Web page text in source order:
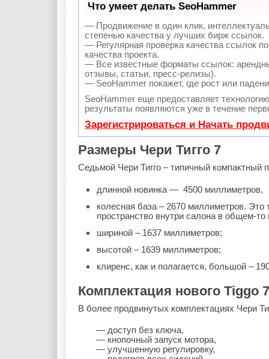
Что умеет делать SeoHammer
— Продвижение в один клик,
степенью качества у лучших бирж ссылок.
— Регулярная проверка качества ссылок
качества проекта.
— Все известные форматы ссылок:
отзывы, статьи, пресс-релизы).
— SeoHammer покажет, где рост или
SeoHammer еще предоставляет
результаты появляются уже в течение
Зарегистрироваться и Начать
Размеры Чери Тигго 7
Седьмой Чери Тигго – типичный компактный
длинной новинка — 4500 миллиметров,
колесная база – 2670 миллиметров. Это
пространство внутри салона в общем-
шириной – 1637 миллиметров;
высотой – 1639 миллиметров;
клиренс, как и полагается, большой –
Комплектация нового Tiggo 7
В более продвинутых комплектациях Чери
— доступ без ключа,
— кнопочный запуск мотора,
— улучшенную регулировку,